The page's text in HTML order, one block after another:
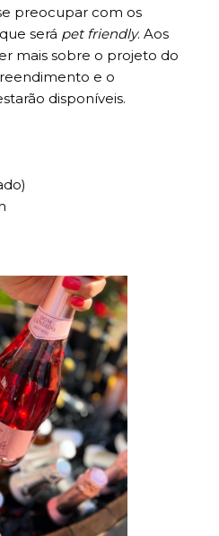
preocupar com os
será pet friendly. Aos
mais sobre o projeto do
e o
disponíveis.